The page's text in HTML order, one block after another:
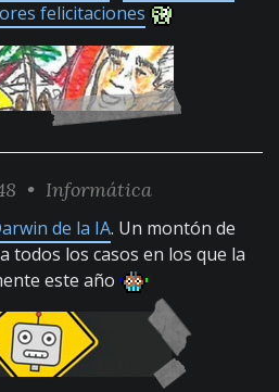
felicitaciones
• Informática
de la IA. Un montón de
todos los casos en los que la
este año